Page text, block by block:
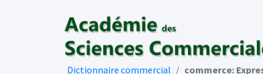
Dictionnaire commercial commerce: